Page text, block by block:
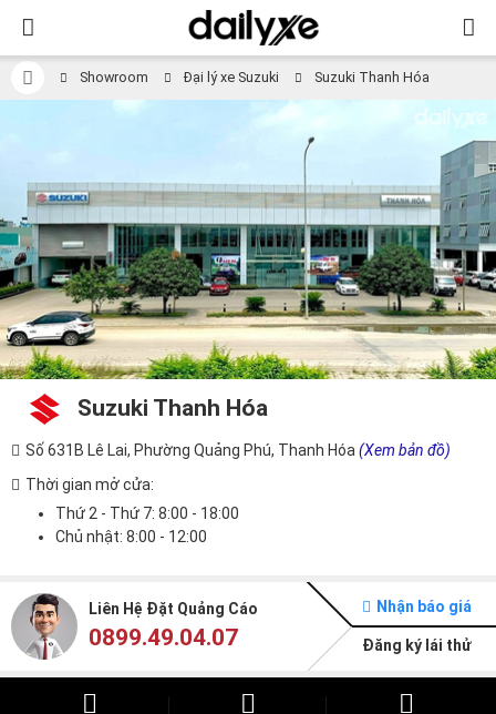
Showroom Đại lý xe Suzuki Suzuki Thanh Hóa
Suzuki Thanh Hóa
Số 631B Lê Lai, Phường Quảng Phú, Thanh Hóa (Xem bản đồ)
Thời gian mở cửa:
Thứ 2 - Thứ 7: 8:00 - 18:00
Chủ nhật: 8:00 - 12:00
Liên Hệ Đặt Quảng Cáo
0899.49.04.07
Nhận báo giá
Đăng ký lái thử